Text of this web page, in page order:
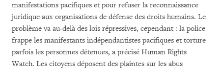
manifestations pacifiques et pour refuser la reconnaissance
juridique aux organisations de défense des droits humains. Le
problème va au-delà des lois répressives, cependant : la police
frappe les manifestants indépendantistes pacifiques et torture
parfois les personnes détenues, a précisé Human Rights
Watch. Les citoyens déposent des plaintes sur les abus